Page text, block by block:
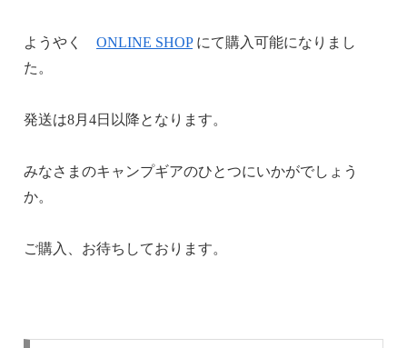
ようやく ONLINE SHOPにて購入可能になりまし
た。
発送は8月4日以降となります。
みなさまのキャンプギアのひとつにいかがでしょう
か。
ご購入、お待ちしております。